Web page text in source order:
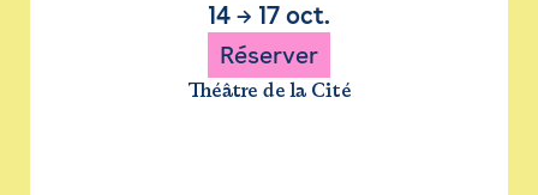
14 → 17 oct.
Réserver
Théâtre de la Cité